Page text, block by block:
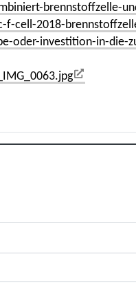
brennstoffzelle-
cell-2018-
oder-investition-in-die-